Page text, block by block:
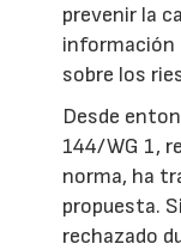
prevenir la
información
sobre los
Desde
144/WG 1,
norma, ha
propuesta.
rechazado